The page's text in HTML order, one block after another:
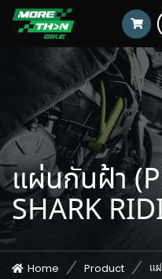
แผ่นกันฝ้า
SHARK
Home Product แ